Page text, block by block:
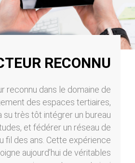
RECONNU
reconnu dans le domaine de
des espaces tertiaires,
su très tôt intégrer un bureau
et fédérer un réseau de
fil des ans. Cette expérience
aujourd’hui de véritables